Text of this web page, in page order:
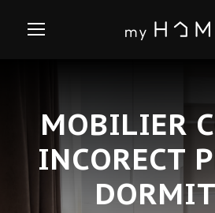
MOBILIER
INCORECT